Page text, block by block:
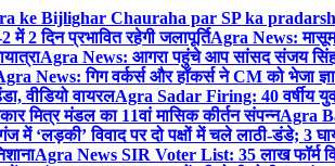
ke Bijlighar Chauraha par SP ka
2 दिन प्रभावित रहेगी जलापूर्तिAgra News: मासूम
Agra News: आगरा पहुंचे आप सांसद संजय सिंह,
News: गिग वर्कर्स और हॉकर्स ने CM को भेजा
वीडियो वायरलAgra Sadar Firing: 40 वर्षीय
मित्र मंडल का 11वां मासिक कीर्तन संपन्नAgra
‘लड़की’ विवाद पर दो पक्षों में चले लाठी-डंडे; 3
Agra News SIR Voter List: 35 लाख फॉर्म